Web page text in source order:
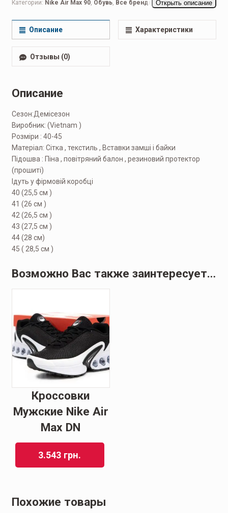
Категории: Nike Air Max 90, Обувь, Все бренды ,Nike Air Max,
Повседневные мужские
Открыть описание
Описание Характеристики
Отзывы (0)
Описание
Сезон:Демісезон
Виробник: (Vietnam )
Розміри : 40-45
Матеріал: Сітка , текстиль , Вставки замші і байки
Підошва : Піна , повітряний балон , резиновий протектор
(прошиті)
Ідуть у фірмовій коробці
40 (25,5 см )
41 (26 см )
42 (26,5 см )
43 (27,5 см )
44 (28 см)
45 ( 28,5 см )
Возможно Вас также заинтересует…
Кроссовки
Мужские Nike Air
Max DN
3.543 грн.
Похожие товары